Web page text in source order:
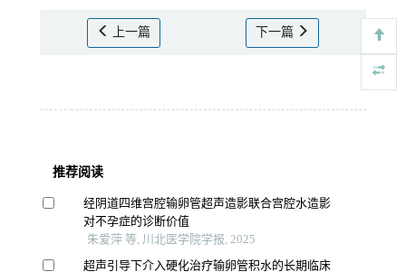
上一篇 下一篇